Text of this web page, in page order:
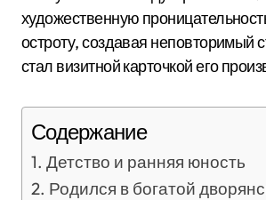
художественную
остроту, создавая неповторимый
стал визитной карточкой его
Содержание
Детство и ранняя юность
Родился в богатой